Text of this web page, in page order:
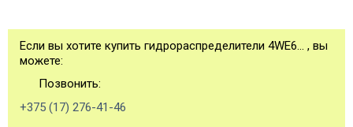
Если вы хотите купить гидрораспределители 4WE6... , вы
можете:
Позвонить:
+375 (17) 276-41-46